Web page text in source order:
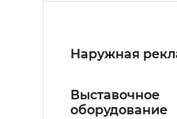
Наружная
Выставочное
оборудование